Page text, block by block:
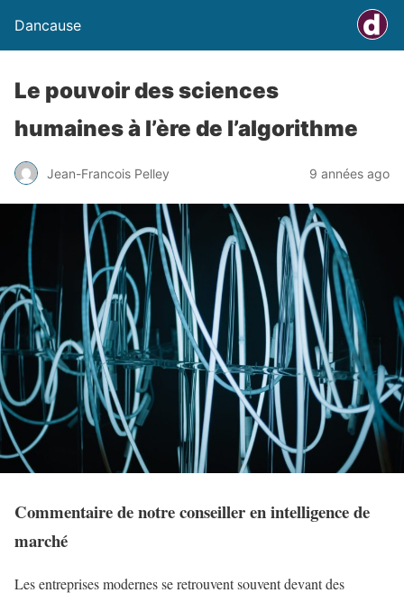
Dancause
Le pouvoir des sciences
humaines à l’ère de l’algorithme
Jean-Francois Pelley 9 années ago
Commentaire de notre conseiller en intelligence de
marché
Les entreprises modernes se retrouvent souvent devant des